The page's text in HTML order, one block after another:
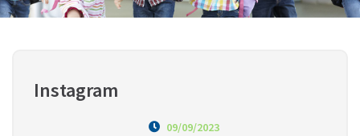
Instagram
09/09/2023